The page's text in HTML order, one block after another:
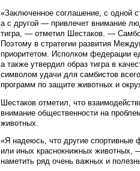
«Заключенное соглашение, с одной
а с другой — привлечет внимание
тигра, — отметил Шестаков. — Самбо
Поэтому в стратегии развития
приоритетом. Исполком федерации
а также утвердил образ тигра в
символом удачи для самбистов
программ по защите животных и
Шестаков отметил, что
внимание общественности на
животных.
«Я надеюсь, что другие спортивные
или иных краснокнижных животных,
наметить ряд очень важных и